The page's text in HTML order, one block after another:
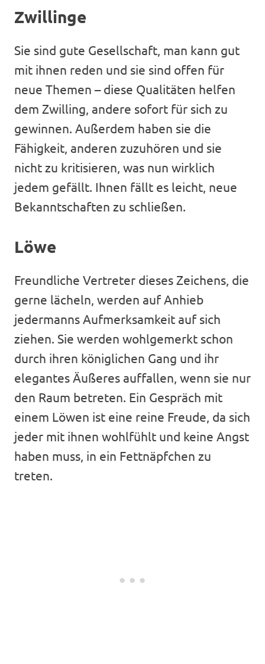
Zwillinge
Sie sind gute Gesellschaft, man kann gut
mit ihnen reden und sie sind offen für
neue Themen – diese Qualitäten helfen
dem Zwilling, andere sofort für sich zu
gewinnen. Außerdem haben sie die
Fähigkeit, anderen zuzuhören und sie
nicht zu kritisieren, was nun wirklich
jedem gefällt. Ihnen fällt es leicht, neue
Bekanntschaften zu schließen.
Löwe
Freundliche Vertreter dieses Zeichens, die
gerne lächeln, werden auf Anhieb
jedermanns Aufmerksamkeit auf sich
ziehen. Sie werden wohlgemerkt schon
durch ihren königlichen Gang und ihr
elegantes Äußeres auffallen, wenn sie nur
den Raum betreten. Ein Gespräch mit
einem Löwen ist eine reine Freude, da sich
jeder mit ihnen wohlfühlt und keine Angst
haben muss, in ein Fettnäpfchen zu
treten.